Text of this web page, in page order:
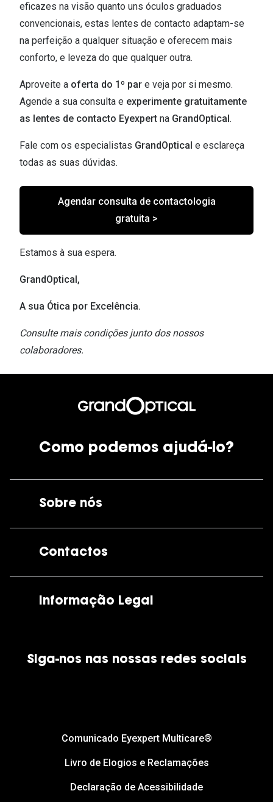
eficazes na visão quanto uns óculos graduados
convencionais, estas lentes de contacto adaptam-se
na perfeição a qualquer situação e oferecem mais
conforto, e leveza do que qualquer outra.
Aproveite a oferta do 1º par e veja por si mesmo.
Agende a sua consulta e experimente gratuitamente
as lentes de contacto Eyexpert na GrandOptical .
Fale com os especialistas GrandOptical e esclareça
todas as suas dúvidas.
Agendar consulta de contactologia
gratuita >
Estamos à sua espera.
GrandOptical,
A sua Ótica por Excelência.
Consulte mais condições junto dos nossos
colaboradores.
Como podemos ajudá-lo?
Sobre nós
Contactos
Informação Legal
Política de Cookies
Siga-nos nas nossas redes sociais
Comunicado Eyexpert Multicare®
Livro de Elogios e Reclamações
Declaração de Acessibilidade